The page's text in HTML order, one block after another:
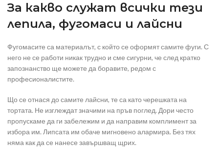
За какво служат всички тези
лепила, фугомаси и лайсни
Фугомасите са материалът, с който се оформят самите фуги. С
него не се работи никак трудно и сме сигурни, че след кратко
запознанство ще можете да боравите, редом с
професионалистите.
Що се отнася до самите лайсни, те са като черешката на
тортата. Не изглеждат значими на пръв поглед. Дори често
пропускаме да ги забележим и да направим комплимент за
избора им. Липсата им обаче мигновено алармира. Без тях
няма как да се нанесе завършващ щрих.